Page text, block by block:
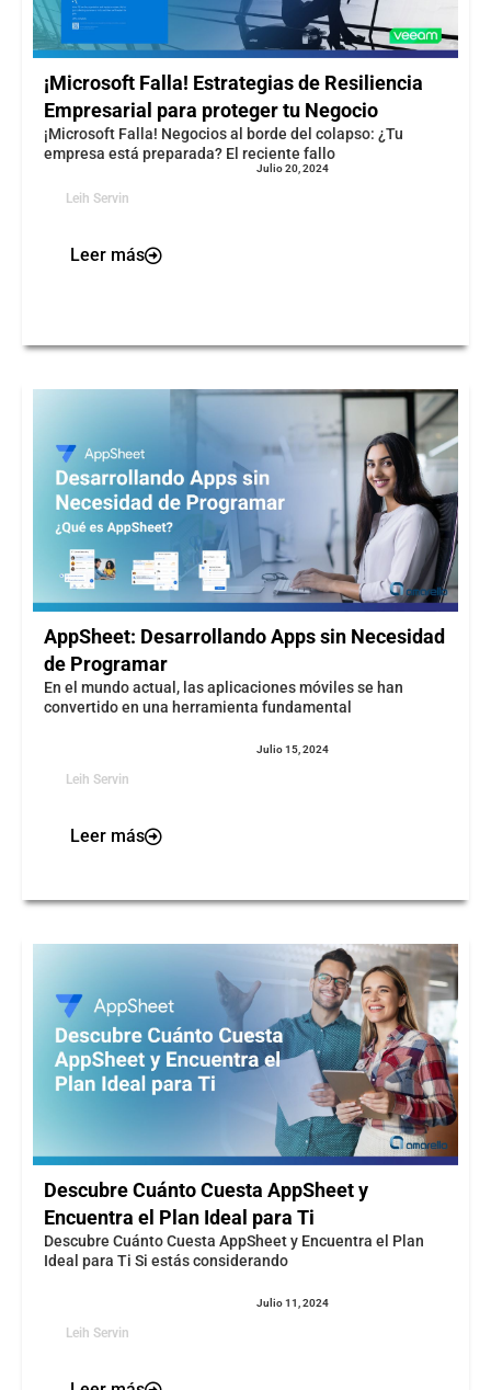
¡Microsoft Falla! Estrategias de Resiliencia
Empresarial para proteger tu Negocio
¡Microsoft Falla! Negocios al borde del colapso: ¿Tu
empresa está preparada? El reciente fallo
Leih Servin
Julio 20, 2024
Leer más
AppSheet: Desarrollando Apps sin Necesidad
de Programar
En el mundo actual, las aplicaciones móviles se han
convertido en una herramienta fundamental
Leih Servin
Julio 15, 2024
Leer más
Descubre Cuánto Cuesta AppSheet y
Encuentra el Plan Ideal para Ti
Descubre Cuánto Cuesta AppSheet y Encuentra el Plan
Ideal para Ti Si estás considerando
Leih Servin
Julio 11, 2024